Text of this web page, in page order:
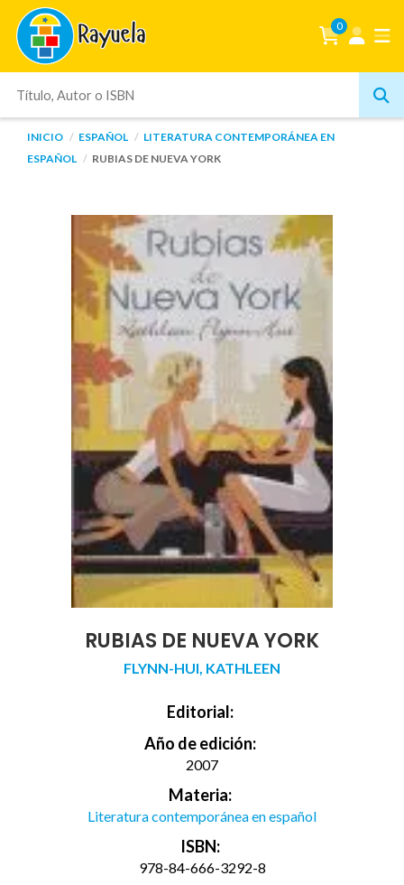
0
INICIO ESPAÑOL
LITERATURA CONTEMPORÁNEA EN
ESPAÑOL
RUBIAS DE NUEVA YORK
RUBIAS DE NUEVA YORK
FLYNN-HUI, KATHLEEN
Editorial:
Año de edición:
2007
Materia:
Literatura contemporánea en español
ISBN:
978-84-666-3292-8